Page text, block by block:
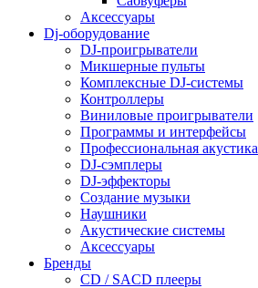
Аксессуары
Dj-оборудование
DJ-проигрыватели
Микшерные пульты
Комплексные DJ-системы
Контроллеры
Виниловые проигрыватели
Программы и интерфейсы
Профессиональная акустика
DJ-сэмплеры
DJ-эффекторы
Создание музыки
Наушники
Акустические системы
Аксессуары
Бренды
CD / SACD плееры